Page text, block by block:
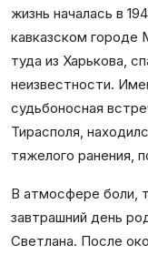
жизнь началась в
кавказском городе
туда из Харькова,
неизвестности.
судьбоносная
Тирасполя,
тяжелого ранения,
В атмосфере боли,
завтрашний день
Светлана. После